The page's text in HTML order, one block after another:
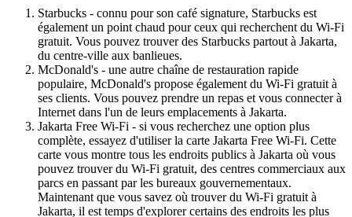
Starbucks - connu pour son café signature, Starbucks est
également un point chaud pour ceux qui recherchent du Wi-Fi
gratuit. Vous pouvez trouver des Starbucks partout à Jakarta,
du centre-ville aux banlieues.
McDonald's - une autre chaîne de restauration rapide
populaire, McDonald's propose également du Wi-Fi gratuit à
ses clients. Vous pouvez prendre un repas et vous connecter à
Internet dans l'un de leurs emplacements à Jakarta.
Jakarta Free Wi-Fi - si vous recherchez une option plus
complète, essayez d'utiliser la carte Jakarta Free Wi-Fi. Cette
carte vous montre tous les endroits publics à Jakarta où vous
pouvez trouver du Wi-Fi gratuit, des centres commerciaux aux
parcs en passant par les bureaux gouvernementaux.
Maintenant que vous savez où trouver du Wi-Fi gratuit à
Jakarta, il est temps d'explorer certains des endroits les plus